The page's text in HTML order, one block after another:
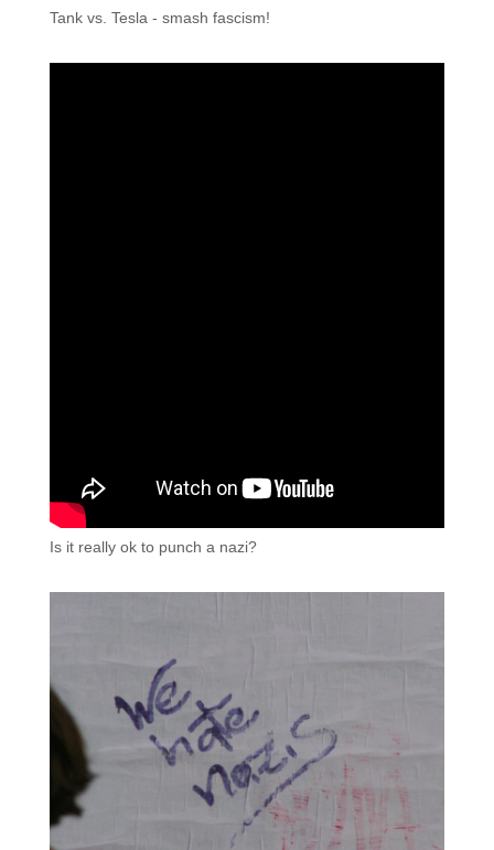
Tank vs. Tesla - smash fascism!
Is it really ok to punch a nazi?